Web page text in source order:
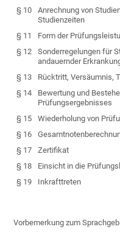
§ 10
Anrechnung von
Studienzeiten
§ 11
Form der
§ 12
Sonderregelungen für
andauernder
§ 13
Rücktritt, Versäumnis,
§ 14
Bewertung und
Prüfungsergebnisses
§ 15
Wiederholung von
§ 16
§ 17
Zertifikat
§ 18
Einsicht in die
§ 19
Inkrafttreten
Vorbemerkung zum